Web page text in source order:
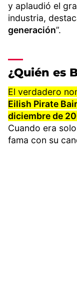
y aplaudió el
industria,
generación”.
¿Quién es
El verdadero
Eilish Pirate
diciembre de
Cuando era
fama con su